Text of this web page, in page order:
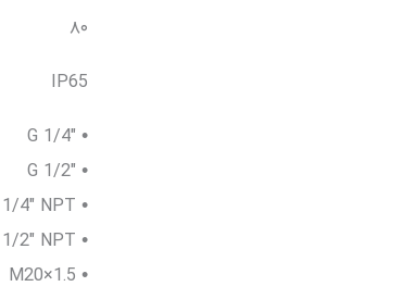
۸۰
IP65
G 1/4" •
G 1/2" •
1/4" NPT •
1/2" NPT •
M20×1.5 •